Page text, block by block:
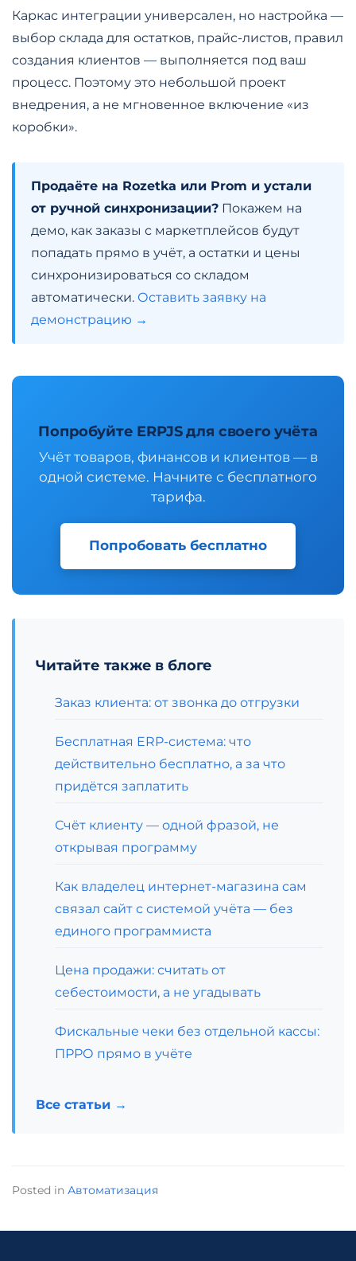
Каркас интеграции универсален, но настройка —
выбор склада для остатков, прайс-листов, правил
создания клиентов — выполняется под ваш
процесс. Поэтому это небольшой проект
внедрения, а не мгновенное включение «из
коробки».
Продаёте на Rozetka или Prom и устали
от ручной синхронизации? Покажем на
демо, как заказы с маркетплейсов будут
попадать прямо в учёт, а остатки и цены
синхронизироваться со складом
автоматически. Оставить заявку на
демонстрацию →
Попробуйте ERPJS для своего учёта
Учёт товаров, финансов и клиентов — в
одной системе. Начните с бесплатного
тарифа.
Попробовать бесплатно
Читайте также в блоге
Заказ клиента: от звонка до отгрузки
Бесплатная ERP-система: что
действительно бесплатно, а за что
придётся заплатить
Счёт клиенту — одной фразой, не
открывая программу
Как владелец интернет-магазина сам
связал сайт с системой учёта — без
единого программиста
Цена продажи: считать от
себестоимости, а не угадывать
Фискальные чеки без отдельной кассы:
ПРРО прямо в учёте
Все статьи →
Posted in Автоматизация